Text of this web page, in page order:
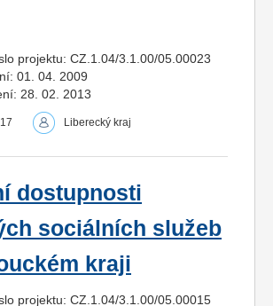
projektu: CZ.1.04/3.1.00/05.00023
01. 04. 2009
28. 02. 2013
Liberecký kraj
dostupnosti
sociálních služeb
kraji
projektu: CZ.1.04/3.1.00/05.00015